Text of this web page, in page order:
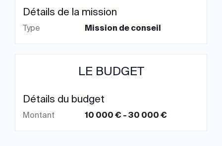
Détails de la mission
Type Mission de conseil
LE BUDGET
Détails du budget
Montant 10 000 € - 30 000 €